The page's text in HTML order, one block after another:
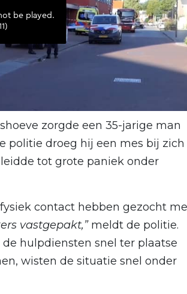
zorgde een 35-jarige man
politie droeg hij een mes bij zich
tot grote paniek onder
contact hebben gezocht
vastgepakt,”meldt de politie.
hulpdiensten snel ter plaatse
wisten de situatie snel onder